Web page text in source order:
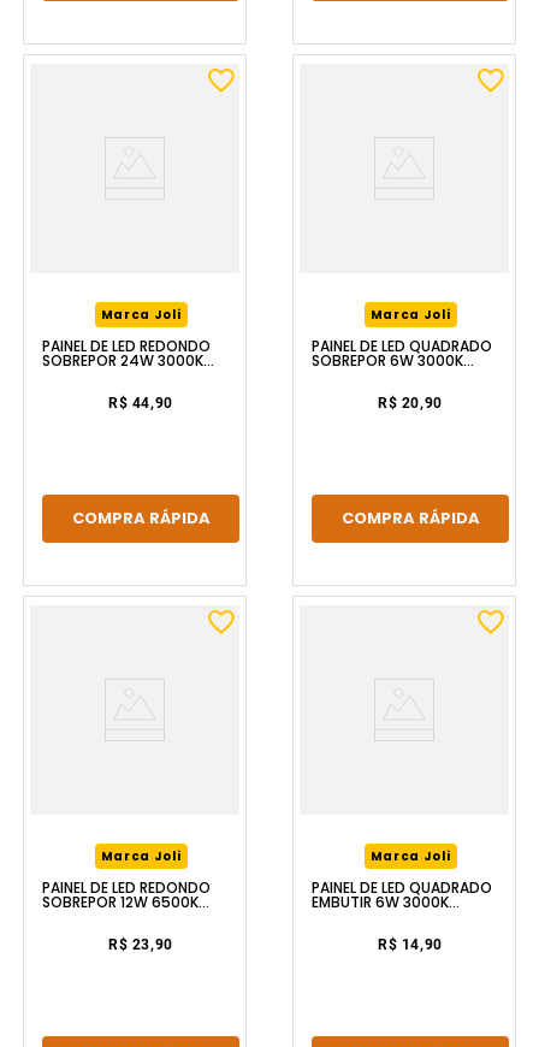
Marca Joli
PAINEL DE LED REDONDO
SOBREPOR 24W 3000K
R$ 44,90
COMPRA RÁPIDA
Marca Joli
PAINEL DE LED QUADRADO
SOBREPOR 6W 3000K
R$ 20,90
COMPRA RÁPIDA
Marca Joli
PAINEL DE LED REDONDO
SOBREPOR 12W 6500K
R$ 23,90
Marca Joli
PAINEL DE LED QUADRADO
EMBUTIR 6W 3000K
R$ 14,90